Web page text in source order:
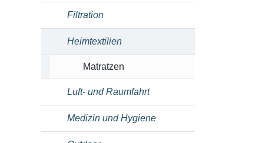
Filtration
Heimtextilien
Matratzen
Luft- und Raumfahrt
Medizin und Hygiene